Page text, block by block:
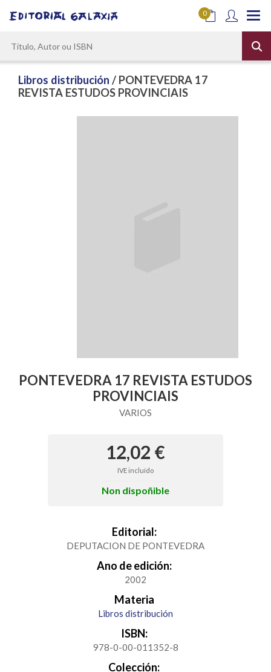
0
Libros distribución / PONTEVEDRA 17
REVISTA ESTUDOS PROVINCIAIS
PONTEVEDRA 17 REVISTA ESTUDOS
PROVINCIAIS
VARIOS
12,02 €
IVE incluído
Non dispoñible
Editorial:
DEPUTACION DE PONTEVEDRA
Ano de edición:
2002
Materia
Libros distribución
ISBN:
978-0-00-011352-8
Colección: